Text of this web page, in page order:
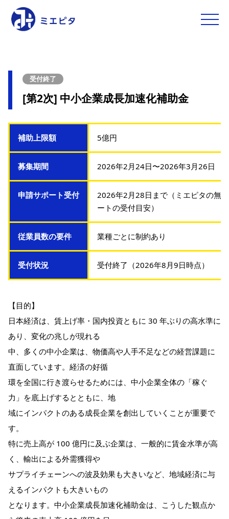
toggle
受付終了
[第2次] 中小企業成長加速化補助金
補助上限額 5億円
募集期間 2026年2月24日〜2026年3月26日
申請サポート受付
2026年2月28日まで（ミエピタの無
ートの受付目安）
従業員数の要件 業種ごとに制約あり
受付状況 受付終了（2026年8月9日時点）
【目的】
日本経済は、賃上げ率・国内投資ともに 30 年ぶりの高水準に
あり、変化の兆しが現れる
中、多くの中小企業は、物価高や人手不足などの経営課題に
直面しています。経済の好循
環を全国に行き渡らせるためには、中小企業全体の「稼ぐ
力」を底上げするとともに、地
域にインパクトのある成長企業を創出していくことが重要で
す。
特に売上高が 100 億円に及ぶ企業は、一般的に賃金水準が高
く、輸出による外需獲得や
サプライチェーンへの波及効果も大きいなど、地域経済に与
えるインパクトも大きいもの
となります。中小企業成長加速化補助金は、こうした観点か